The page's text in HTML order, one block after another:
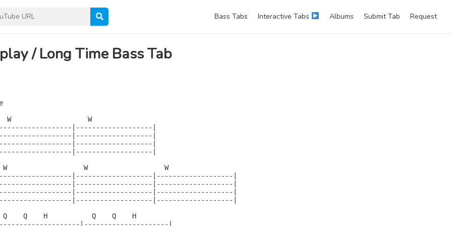
Bass Tabs Interactive Tabs Albums Submit Tab Request
/ Long Time Bass Tab